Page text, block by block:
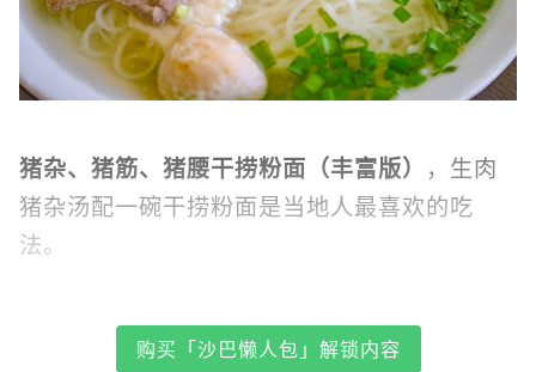
猪杂、猪筋、猪腰干捞粉面（丰富版） ，生肉
猪杂汤配一碗干捞粉面是当地人最喜欢的吃
法。
购买「沙巴懒人包」解锁内容